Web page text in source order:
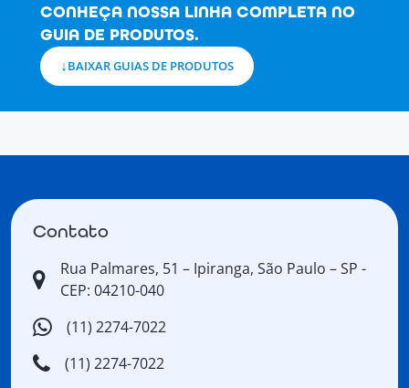
CONHEÇA NOSSA LINHA COMPLETA NO
GUIA DE PRODUTOS.
BAIXAR GUIAS DE PRODUTOS
Contato
Rua Palmares, 51 – Ipiranga, São Paulo – SP -
CEP: 04210-040
(11) 2274-7022
(11) 2274-7022